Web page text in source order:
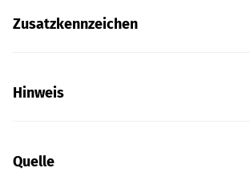
Zusatzkennzeichen
Hinweis
Quelle